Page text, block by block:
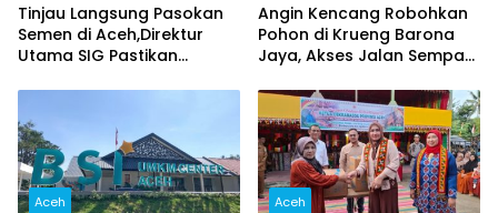
Tinjau Langsung Pasokan
Semen di Aceh,Direktur
Utama SIG Pastikan
Angin Kencang Robohkan
Pohon di Krueng Barona
Jaya, Akses Jalan Sempat
Aceh Aceh